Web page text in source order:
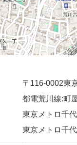
〒116-0002東
都電荒川線:町
東京メトロ千
東京メトロ千